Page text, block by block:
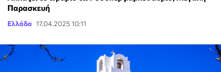
Παρασκευή
Ελλάδα 17.04.2025 10:11